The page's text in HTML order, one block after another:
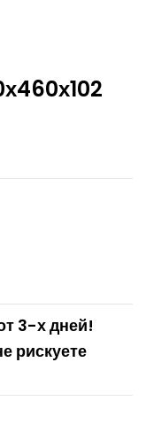
3-х дней!
рискуете